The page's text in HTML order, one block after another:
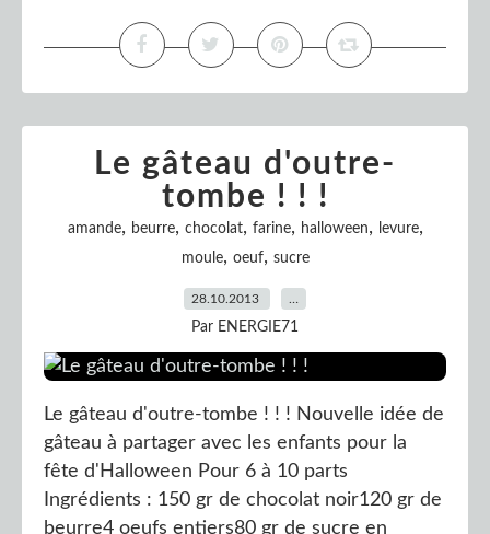
Le gâteau d'outre-
tombe ! ! !
amande, beurre, chocolat, farine, halloween, levure,
moule, oeuf, sucre
28.10.2013
Par ENERGIE71
Le gâteau d'outre-tombe ! ! ! Nouvelle idée de
gâteau à partager avec les enfants pour la
fête d'Halloween Pour 6 à 10 parts
Ingrédients : 150 gr de chocolat noir120 gr de
beurre4 oeufs entiers80 gr de sucre en